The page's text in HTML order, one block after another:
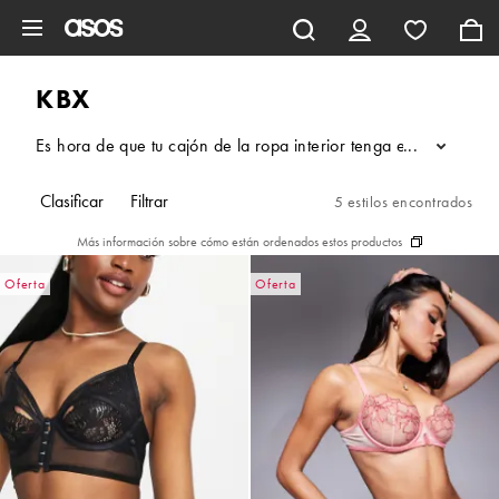
KBX
Es hora de que tu cajón de la ropa interior tenga el homenaje
...
Clasificar Filtrar 5 estilos encontrados
Más información sobre cómo están ordenados estos productos
Oferta Oferta